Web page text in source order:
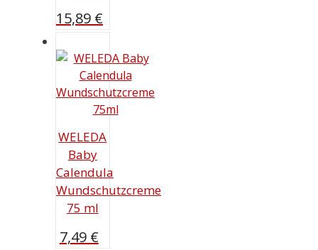
15,89 €
WELEDA
Baby
Calendula
Wundschutzcreme
75 ml
7,49 €